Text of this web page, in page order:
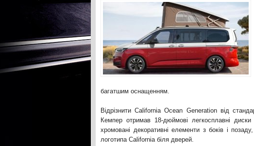
багатшим оснащенням.
Відрізнити California Ocean Generation від
Кемпер отримав 18-дюймові легкосплавні
хромовані декоративні елементи з боків і
логотипа California біля дверей.